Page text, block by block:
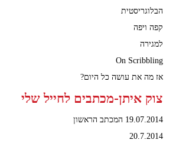
הבלוגריסטית
קפה ויפה
למגירה
On Scribbling
אז מה את עושה כל היום?
צוק איתן-מכתבים לחייל שלי
19.07.2014 המכתב הראשון
20.7.2014